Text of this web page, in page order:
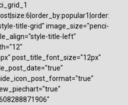
title-grid" image_size="penci-
title-left"
post_title_font_size="12px"